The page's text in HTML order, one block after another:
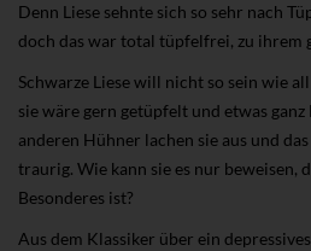
Denn Liese sehnte sich so sehr nach
doch das war total tüpfelfrei, zu ihrem
Schwarze Liese will nicht so sein wie
sie wäre gern getüpfelt und etwas
anderen Hühner lachen sie aus und
traurig. Wie kann sie es nur beweisen,
Besonderes ist?
Aus dem Klassiker über ein